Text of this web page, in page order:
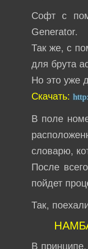
Софт с
Generator.
Так же, с
для брута
Но это уже
Скачать:
В поле
словарю,
После
пойдет
Так,
В